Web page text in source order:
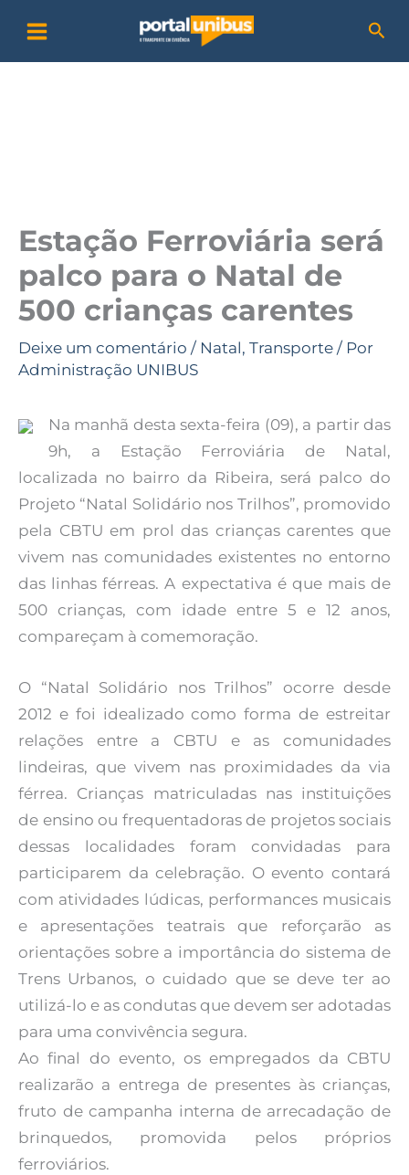
para
o
Estação Ferroviária será
palco para o Natal de
500 crianças carentes
Deixe um comentário / Natal, Transporte / Por
Administração UNIBUS
Na manhã desta sexta-feira (09), a partir das
9h, a Estação Ferroviária de Natal,
localizada no bairro da Ribeira, será palco do
Projeto “Natal Solidário nos Trilhos”, promovido
pela CBTU em prol das crianças carentes que
vivem nas comunidades existentes no entorno
das linhas férreas. A expectativa é que mais de
500 crianças, com idade entre 5 e 12 anos,
compareçam à comemoração.
O “Natal Solidário nos Trilhos” ocorre desde
2012 e foi idealizado como forma de estreitar
relações entre a CBTU e as comunidades
lindeiras, que vivem nas proximidades da via
férrea. Crianças matriculadas nas instituições
de ensino ou frequentadoras de projetos sociais
dessas localidades foram convidadas para
participarem da celebração. O evento contará
com atividades lúdicas, performances musicais
e apresentações teatrais que reforçarão as
orientações sobre a importância do sistema de
Trens Urbanos, o cuidado que se deve ter ao
utilizá-lo e as condutas que devem ser adotadas
para uma convivência segura.
Ao final do evento, os empregados da CBTU
realizarão a entrega de presentes às crianças,
fruto de campanha interna de arrecadação de
brinquedos, promovida pelos próprios
ferroviários.
a